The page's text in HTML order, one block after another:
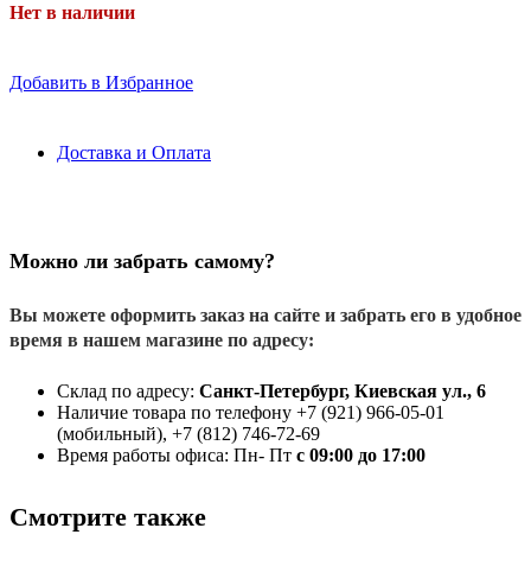
Нет в наличии
Добавить в Избранное
Доставка и Оплата
Можно ли забрать самому?
Вы можете оформить заказ на сайте и забрать его в удобное
время в нашем магазине по адресу:
Склад по адресу: Санкт-Петербург, Киевская ул., 6
Наличие товара по телефону +7 (921) 966-05-01
(мобильный), +7 (812) 746-72-69
Время работы офиса: Пн- Пт с 09:00 до 17:00
Смотрите также